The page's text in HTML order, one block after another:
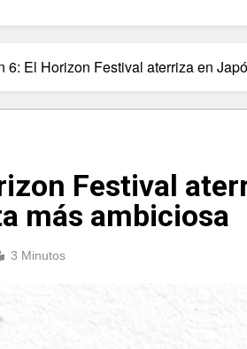
6: El Horizon Festival aterriza en
Festival
más ambiciosa
3 Minutos